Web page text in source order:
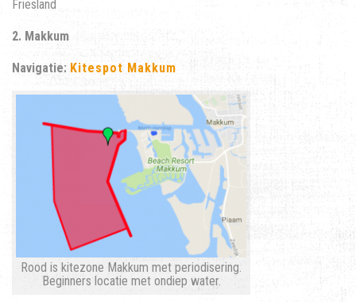
Friesland
2. Makkum
Navigatie: Kitespot Makkum
Rood is kitezone Makkum met periodisering.
Beginners locatie met ondiep water.